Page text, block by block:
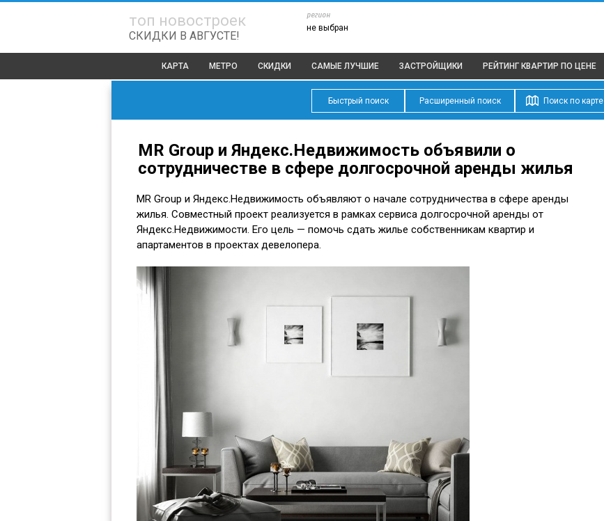
топ новостроек
СКИДКИ В АВГУСТЕ!
регион
не выбран
КАРТА МЕТРО СКИДКИ САМЫЕ ЛУЧШИЕ ЗАСТРОЙЩИКИ РЕЙТИНГ КВАРТИР ПО ЦЕНЕ
Быстрый поиск Расширенный поиск Поиск по карте
MR Group и Яндекс.Недвижимость объявили о
сотрудничестве в сфере долгосрочной аренды жилья
MR Group и Яндекс.Недвижимость объявляют о начале сотрудничества в сфере аренды
жилья. Совместный проект реализуется в рамках сервиса долгосрочной аренды от
Яндекс.Недвижимости. Его цель — помочь сдать жилье собственникам квартир и
апартаментов в проектах девелопера.